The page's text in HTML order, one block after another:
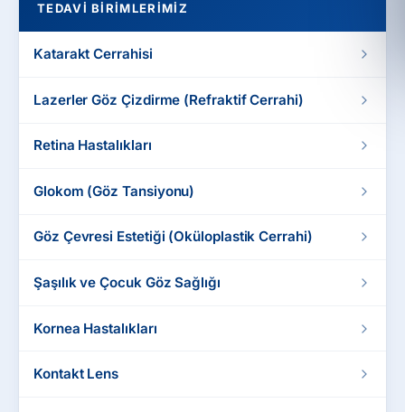
TEDAVI BIRIMLERIMIZ
Katarakt Cerrahisi
Lazerler Göz Çizdirme (Refraktif Cerrahi)
Retina Hastalıkları
Glokom (Göz Tansiyonu)
Göz Çevresi Estetiği (Oküloplastik Cerrahi)
Şaşılık ve Çocuk Göz Sağlığı
Kornea Hastalıkları
Kontakt Lens